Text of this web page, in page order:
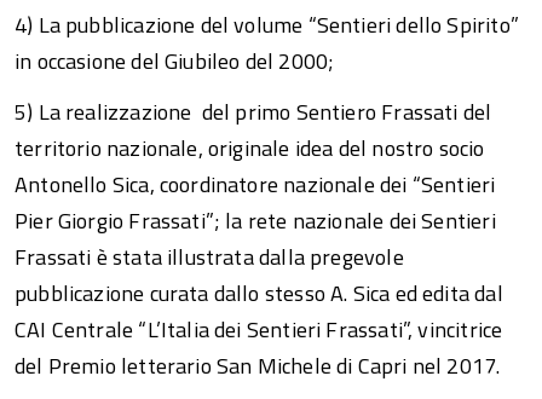
4) La pubblicazione del volume “Sentieri dello Spirito”
in occasione del Giubileo del 2000;
5) La realizzazione del primo Sentiero Frassati del
territorio nazionale, originale idea del nostro socio
Antonello Sica, coordinatore nazionale dei “Sentieri
Pier Giorgio Frassati”; la rete nazionale dei Sentieri
Frassati è stata illustrata dalla pregevole
pubblicazione curata dallo stesso A. Sica ed edita dal
CAI Centrale “L’Italia dei Sentieri Frassati”, vincitrice
del Premio letterario San Michele di Capri nel 2017.